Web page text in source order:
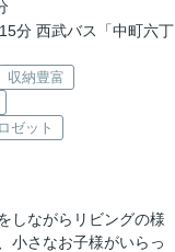
分 西武バス「中町六丁
収納豊富
ゼット
しながらリビングの様
小さなお子様がいらっ